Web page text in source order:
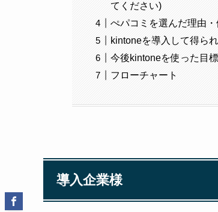
てください)
ぺパコミを選んだ理由
kintoneを導入して得ら
今後kintoneを使った目
フローチャート
導入企業様